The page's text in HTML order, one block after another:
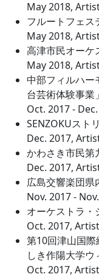
May 2018,
フルートフェス
May 2018,
高津市民オーケ
May 2018,
中部フィルハー
台芸術体験事業
Oct. 2017 -
SENZOKUスト
Dec. 2017,
かわさき市民第
Dec. 2017,
広島交響楽団県
Nov. 2017 -
オーケストラ・
Oct. 2017,
第10回津山国
しき作陽大学
Oct. 2017,